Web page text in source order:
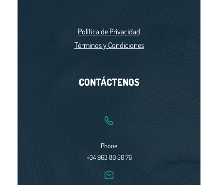
Política de Privacidad
Términos y Condiciones
CONTÁCTENOS
Phone
+34 963 80 50 76